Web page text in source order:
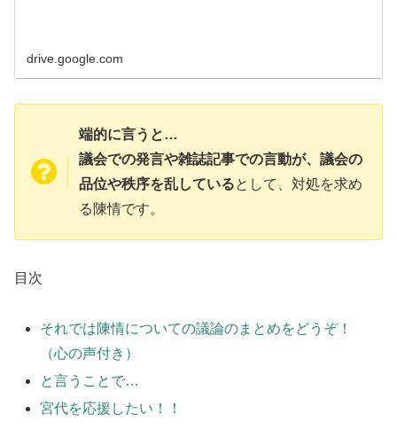
drive.google.com
端的に言うと…
議会での発言や雑誌記事での言動が、議会の
品位や秩序を乱しているとして、対処を求め
る陳情です。
目次
それでは陳情についての議論のまとめをどうぞ！
（心の声付き）
と言うことで…
宮代を応援したい！！